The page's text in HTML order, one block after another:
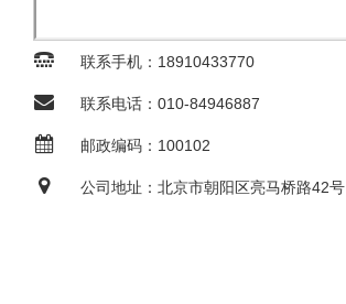
联系手机：18910433770
联系电话：010-84946887
邮政编码：100102
公司地址：北京市朝阳区亮马桥路42号